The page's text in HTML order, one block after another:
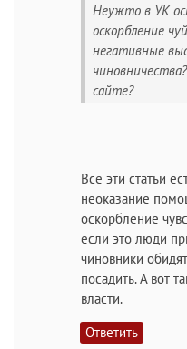
Неужто в УК
оскорбление
негативные
сайте?
Все эти статьи
неоказание
оскорбление
если это люди
чиновники
посадить. А вот
власти.
Ответить